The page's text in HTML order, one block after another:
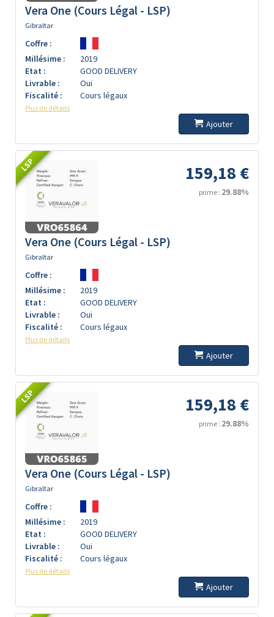
Vera One (Cours Légal - LSP)
Gibraltar
Coffre :
Millésime :
2019
Etat :
GOOD DELIVERY
Livrable :
Oui
Fiscalité :
Cours légaux
Plus de détails
Ajouter
LSP 159,18 €
prime : 29.88%
Vera One (Cours Légal - LSP)
Gibraltar
Coffre :
Millésime :
2019
Etat :
GOOD DELIVERY
Livrable :
Oui
Fiscalité :
Cours légaux
Plus de détails
Ajouter
LSP 159,18 €
prime : 29.88%
Vera One (Cours Légal - LSP)
Gibraltar
Coffre :
Millésime :
2019
Etat :
GOOD DELIVERY
Livrable :
Oui
Fiscalité :
Cours légaux
Plus de détails
Ajouter